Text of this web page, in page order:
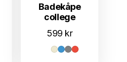
Badekåpe
college
599 kr